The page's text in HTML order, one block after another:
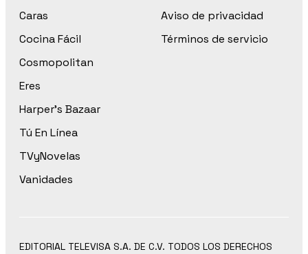
Caras
Cocina Fácil
Cosmopolitan
Eres
Harper’s Bazaar
Tú En Línea
TVyNovelas
Vanidades
Aviso de privacidad
Términos de servicio
EDITORIAL TELEVISA S.A. DE C.V. TODOS LOS DERECHOS